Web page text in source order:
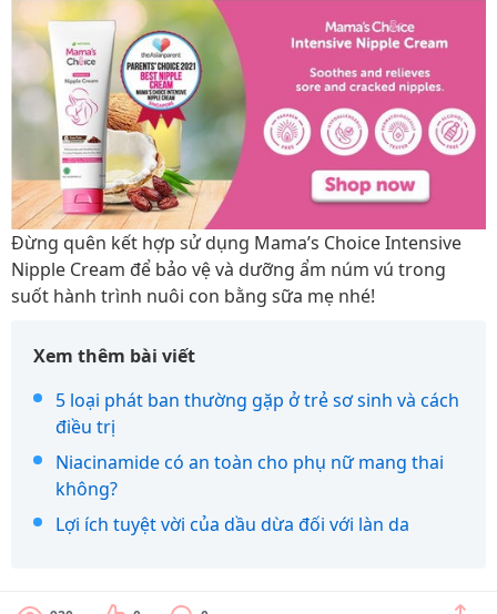
Đừng quên kết hợp sử dụng Mama’s Choice Intensive
Nipple Cream để bảo vệ và dưỡng ẩm núm vú trong
suốt hành trình nuôi con bằng sữa mẹ nhé!
Xem thêm bài viết
5 loại phát ban thường gặp ở trẻ sơ sinh và cách
điều trị
Niacinamide có an toàn cho phụ nữ mang thai
không?
Lợi ích tuyệt vời của dầu dừa đối với làn da